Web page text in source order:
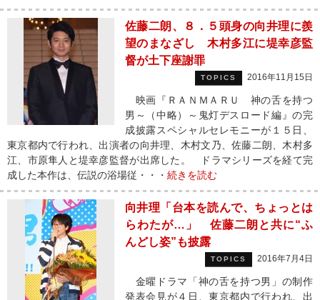
佐藤二朗、８．５頭身の向井理に羨
望のまなざし 木村多江に堤幸彦監
督が土下座謝罪
TOPICS 2016年11月15日
映画『ＲＡＮＭＡＲＵ 神の舌を持つ
男～（中略）～鬼灯デスロード編』の完
成披露スペシャルセレモニーが１５日、
東京都内で行われ、出演者の向井理、木村文乃、佐藤二朗、木村多
江、市原隼人と堤幸彦監督が出席した。 ドラマシリーズを経て完
成した本作は、伝説の浴場従・・・ 続きを読む
向井理「台本を読んで、ちょっとは
らわたが…」 佐藤二朗と共に“ふ
んどし姿”も披露
TOPICS 2016年7月4日
金曜ドラマ「神の舌を持つ男」の制作
発表会見が４日、東京都内で行われ、出